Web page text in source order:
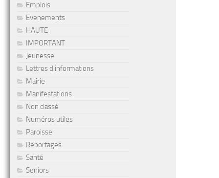
Emplois
Evenements
HAUTE
IMPORTANT
Jeunesse
Lettres d'informations
Mairie
Manifestations
Non classé
Numéros utiles
Paroisse
Reportages
Santé
Seniors